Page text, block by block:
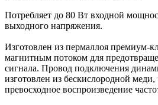
Потребляет до 80 Вт входной
выходного напряжения.
Изготовлен из пермаллоя премиум-
магнитным потоком для
сигнала. Провод подключения
изготовлен из бескислородной меди,
превосходное воспроизведение